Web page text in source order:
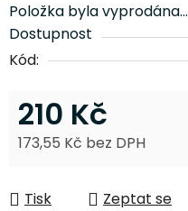
Položka byla vyprodána…
Dostupnost
Kód:
210 Kč
173,55 Kč bez DPH
Tisk
Zeptat se